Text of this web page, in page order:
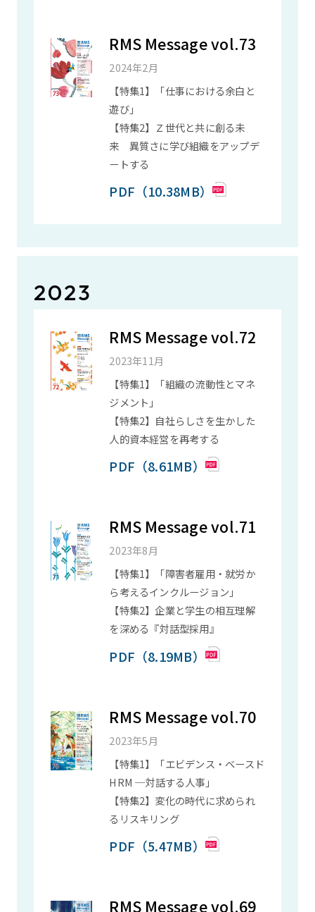
RMS Message vol.73
2024年2月
【特集1】「仕事における余白と
遊び」
【特集2】Ｚ世代と共に創る未
来 異質さに学び組織をアップデ
ートする
PDF（10.38MB）
2023
RMS Message vol.72
2023年11月
【特集1】「組織の流動性とマネ
ジメント」
【特集2】自社らしさを生かした
人的資本経営を再考する
PDF（8.61MB）
RMS Message vol.71
2023年8月
【特集1】「障害者雇用・就労か
ら考えるインクルージョン」
【特集2】企業と学生の相互理解
を深める『対話型採用』
PDF（8.19MB）
RMS Message vol.70
2023年5月
【特集1】「エビデンス・ベースド
HRM ─対話する人事」
【特集2】変化の時代に求められ
るリスキリング
PDF（5.47MB）
RMS Message vol.69